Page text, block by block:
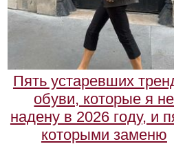
Пять устаревших
обуви, которые я не
надену в 2026 году, и
которыми заменю